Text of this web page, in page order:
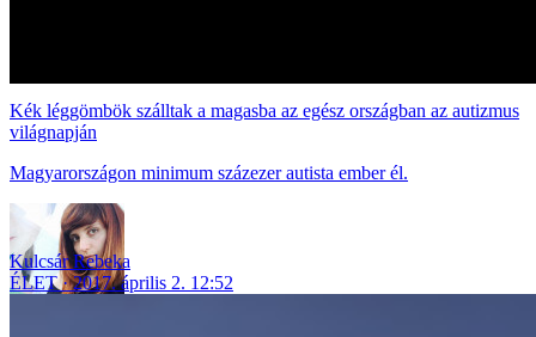
Kék léggömbök szálltak a magasba az egész országban az autizmus
világnapján
Magyarországon minimum százezer autista ember él.
Kulcsár Rebeka
ÉLET
2017. április 2. 12:52